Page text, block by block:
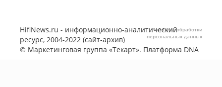
HifiNews.ru - информационно-аналитический
ресурс, 2004-2022 (сайт-архив)
© Маркетинговая группа «Текарт». Платформа DNA
Политика обработки
персональных данных